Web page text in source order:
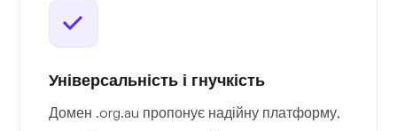
Універсальність і гнучкість
Домен .org.au пропонує надійну платформу,